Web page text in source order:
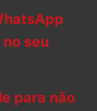
seu
para não